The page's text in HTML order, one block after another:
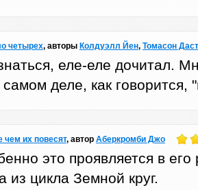
четырех, авторы Колдуэлл Йен, Томасон
еле-еле дочитал.
деле, как говорится,
чем их повесят, автор Аберкромби Джо
это проявляется в
из цикла Земной круг.